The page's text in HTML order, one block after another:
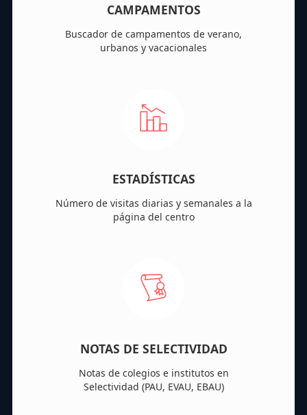
CAMPAMENTOS
Buscador de campamentos de verano,
urbanos y vacacionales
ESTADÍSTICAS
Número de visitas diarias y semanales a la
página del centro
NOTAS DE SELECTIVIDAD
Notas de colegios e institutos en
Selectividad (PAU, EVAU, EBAU)